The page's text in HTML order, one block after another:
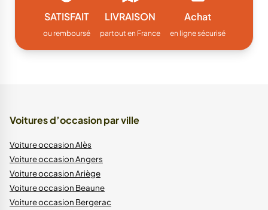
SATISFAIT
ou remboursé
LIVRAISON
partout en France
Achat
en ligne sécurisé
Voitures d’occasion par ville
Voiture occasion Alès
Voiture occasion Angers
Voiture occasion Ariège
Voiture occasion Beaune
Voiture occasion Bergerac